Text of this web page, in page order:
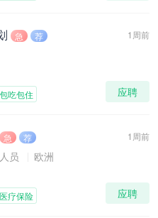
1周前
急 荐
应聘
包吃包住
1周前
急 荐
员
欧洲
应聘
医疗保险